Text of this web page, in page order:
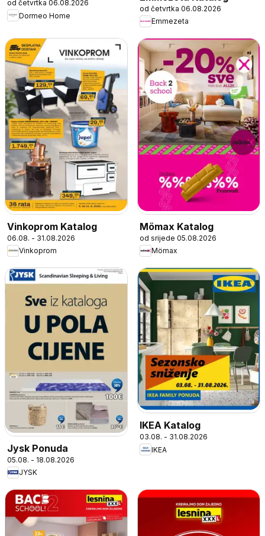
od četvrtka 06.08.2026
Dormeo Home
od četvrtka 06.08.2026
Emmezeta
Vinkoprom Katalog
06.08. - 31.08.2026
Vinkoprom
Mömax Katalog
od srijede 05.08.2026
Mömax
Jysk Ponuda
05.08. - 18.08.2026
JYSK
IKEA Katalog
03.08. - 31.08.2026
IKEA